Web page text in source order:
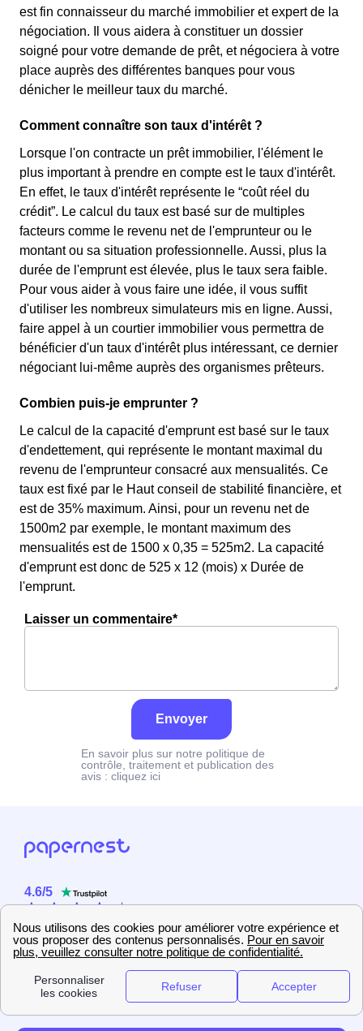
est fin connaisseur du marché immobilier et expert de la
négociation. Il vous aidera à constituer un dossier
soigné pour votre demande de prêt, et négociera à votre
place auprès des différentes banques pour vous
dénicher le meilleur taux du marché.
Comment connaître son taux d'intérêt ?
Lorsque l'on contracte un prêt immobilier, l'élément le
plus important à prendre en compte est le taux d'intérêt.
En effet, le taux d'intérêt représente le “coût réel du
crédit”. Le calcul du taux est basé sur de multiples
facteurs comme le revenu net de l'emprunteur ou le
montant ou sa situation professionnelle. Aussi, plus la
durée de l'emprunt est élevée, plus le taux sera faible.
Pour vous aider à vous faire une idée, il vous suffit
d'utiliser les nombreux simulateurs mis en ligne. Aussi,
faire appel à un courtier immobilier vous permettra de
bénéficier d'un taux d'intérêt plus intéressant, ce dernier
négociant lui-même auprès des organismes prêteurs.
Combien puis-je emprunter ?
Le calcul de la capacité d'emprunt est basé sur le taux
d'endettement, qui représente le montant maximal du
revenu de l'emprunteur consacré aux mensualités. Ce
taux est fixé par le Haut conseil de stabilité financière, et
est de 35% maximum. Ainsi, pour un revenu net de
1500m2 par exemple, le montant maximum des
mensualités est de 1500 x 0,35 = 525m2. La capacité
d'emprunt est donc de 525 x 12 (mois) x Durée de
l'emprunt.
Laisser un commentaire*
Envoyer
En savoir plus sur notre politique de
contrôle, traitement et publication des
avis : cliquez ici
4.6/5
2358 utilisateurs